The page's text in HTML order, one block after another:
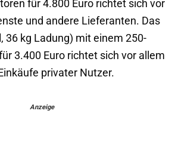
für 4.800 Euro richtet sich vor
und andere Lieferanten. Das
36 kg Ladung) mit einem 250-
3.400 Euro richtet sich vor allem
privater Nutzer.
Anzeige